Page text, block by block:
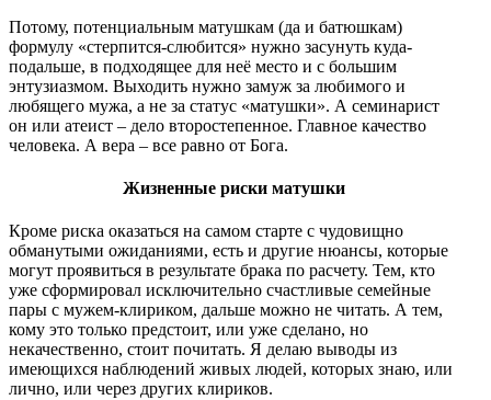
Потому, потенциальным матушкам (да и батюшкам)
формулу «стерпится-слюбится» нужно засунуть куда-
подальше, в подходящее для неё место и с большим
энтузиазмом. Выходить нужно замуж за любимого и
любящего мужа, а не за статус «матушки». А семинарист
он или атеист – дело второстепенное. Главное качество
человека. А вера – все равно от Бога.
Жизненные риски матушки
Кроме риска оказаться на самом старте с чудовищно
обманутыми ожиданиями, есть и другие нюансы, которые
могут проявиться в результате брака по расчету. Тем, кто
уже сформировал исключительно счастливые семейные
пары с мужем-клириком, дальше можно не читать. А тем,
кому это только предстоит, или уже сделано, но
некачественно, стоит почитать. Я делаю выводы из
имеющихся наблюдений живых людей, которых знаю, или
лично, или через других клириков.